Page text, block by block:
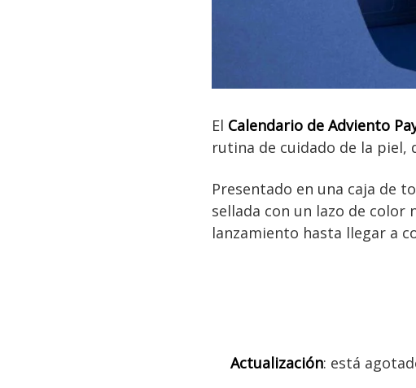
El Calendario de Adviento
rutina de cuidado de la piel,
Presentado en una caja de
sellada con un lazo de color
lanzamiento hasta llegar a
Actualización: está